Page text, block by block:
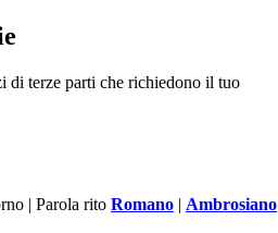
di terze parti che richiedono il tuo
| Parola rito Romano | Ambrosiano